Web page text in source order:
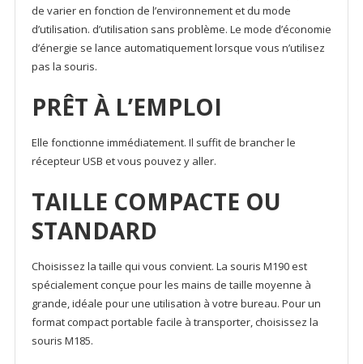
de varier en fonction de l’environnement et du mode
d’utilisation. d’utilisation sans problème. Le mode d’économie
d’énergie se lance automatiquement lorsque vous n’utilisez
pas la souris.
PRÊT À L’EMPLOI
Elle fonctionne immédiatement. Il suffit de brancher le
récepteur USB et vous pouvez y aller.
TAILLE COMPACTE OU
STANDARD
Choisissez la taille qui vous convient. La souris M190 est
spécialement conçue pour les mains de taille moyenne à
grande, idéale pour une utilisation à votre bureau. Pour un
format compact portable facile à transporter, choisissez la
souris M185.